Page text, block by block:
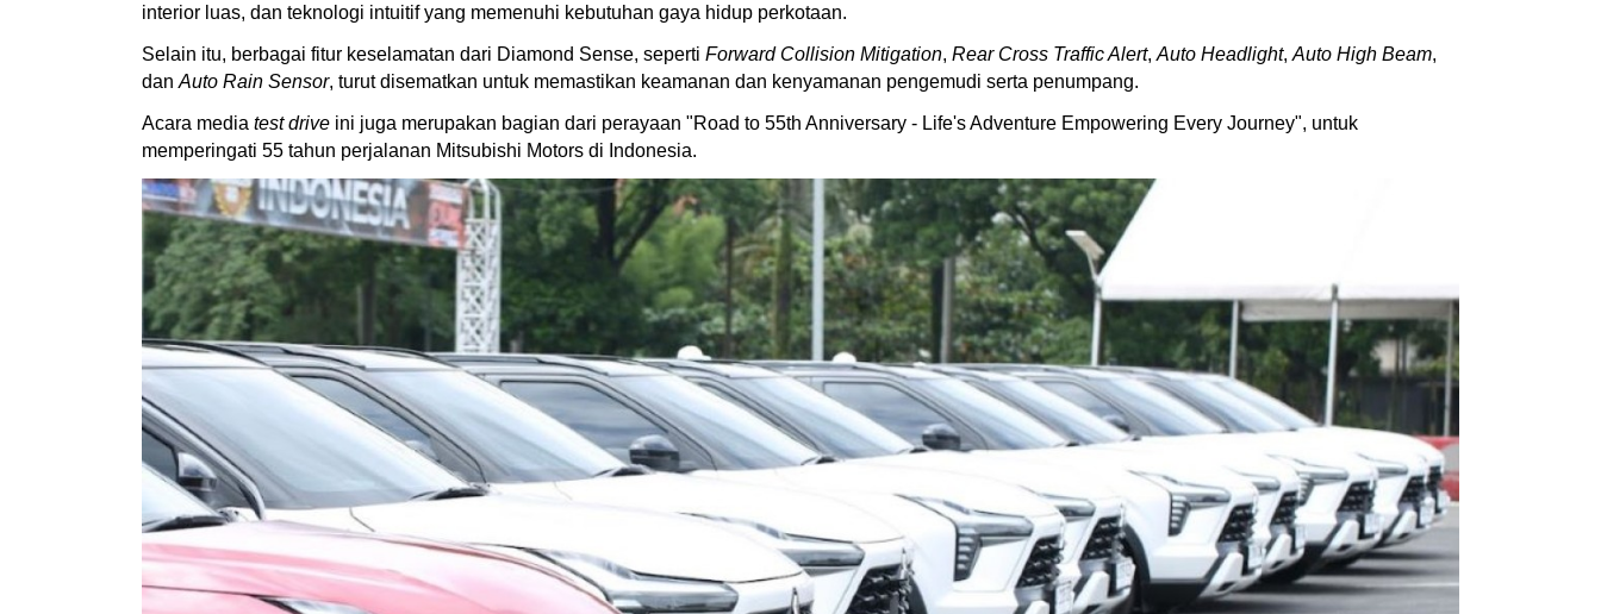
interior luas, dan teknologi intuitif yang memenuhi kebutuhan gaya hidup perkotaan.
Selain itu, berbagai fitur keselamatan dari Diamond Sense, seperti Forward Collision Mitigation, Rear Cross Traffic Alert, Auto Headlight, Auto High Beam,
dan Auto Rain Sensor, turut disematkan untuk memastikan keamanan dan kenyamanan pengemudi serta penumpang.
Acara media test drive ini juga merupakan bagian dari perayaan "Road to 55th Anniversary - Life's Adventure Empowering Every Journey", untuk
memperingati 55 tahun perjalanan Mitsubishi Motors di Indonesia.